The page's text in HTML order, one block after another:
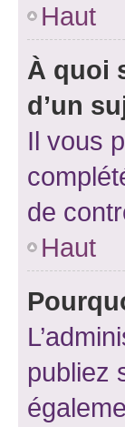
Haut
À quoi
d’un
Il vous
de
Haut
publiez